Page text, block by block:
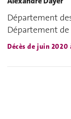
Département
Département
Décès de juin 2020